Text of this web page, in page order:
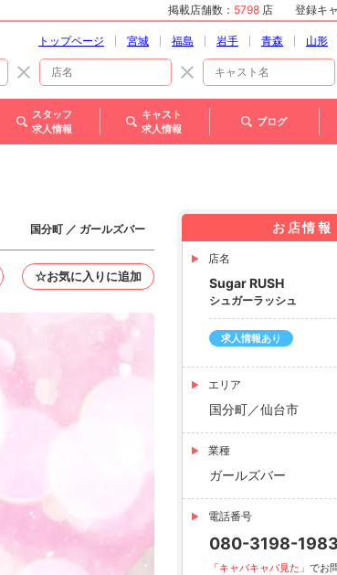
掲載店舗数： 5798 店 登録キ
トップページ 宮城 福島 岩手 青森 山形
スタッフ
求人情報
キャスト
求人情報
ブログ
国分町 ／ ガールズバー
☆お気に入りに追加
お店情報
店名
Sugar RUSH
シュガーラッシュ
求人情報あり
エリア
国分町／仙台市
業種
ガールズバー
電話番号
080-3198-1983
「キャバキャバ見た」 でお